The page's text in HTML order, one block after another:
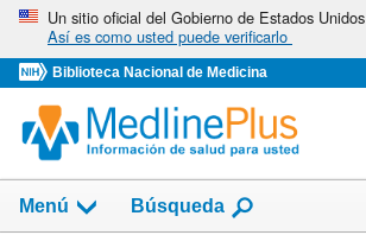
Omita
vaya
al
Contenido
Un sitio oficial del Gobierno de Estados Unidos
Así es como usted puede verificarlo
Biblioteca Nacional de Medicina
Menú
Mostrar
Búsqueda